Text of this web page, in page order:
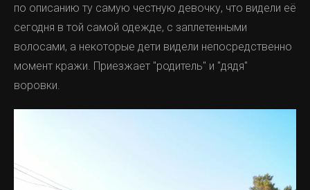
по описанию ту самую честную девочку, что видели её
сегодня в той самой одежде, с заплетенными
волосами, а некоторые дети видели непосредственно
момент кражи. Приезжает "родитель" и "дядя"
воровки.